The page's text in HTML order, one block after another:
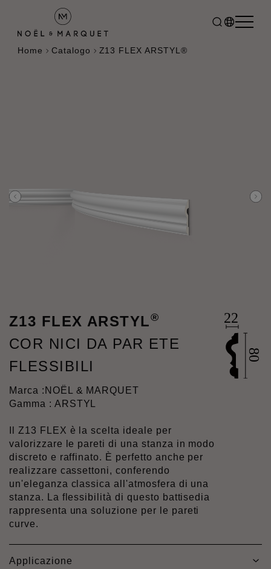
Home Catalogo Z13 FLEX ARSTYL®
Z13 FLEX ARSTYL®
COR NICI DA PAR ETE
FLESSIBILI
Marca : NOËL & MARQUET
Gamma : ARSTYL
Il Z13 FLEX è la scelta ideale per
valorizzare le pareti di una stanza in modo
discreto e raffinato. È perfetto anche per
realizzare cassettoni, conferendo
un'eleganza classica all'atmosfera di una
stanza. La flessibilità di questo battisedia
rappresenta una soluzione per le pareti
curve.
Applicazione